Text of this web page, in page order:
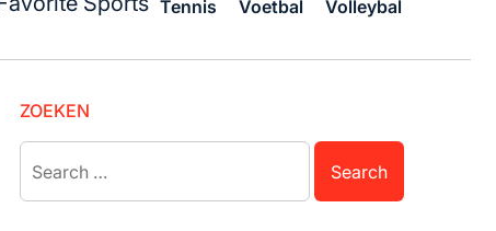
Tennis Voetbal Volleybal
ZOEKEN
for: